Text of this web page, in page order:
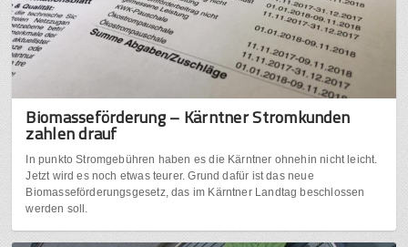
Biomasseförderung – Kärntner Stromkunden
zahlen drauf
In punkto Stromgebühren haben es die Kärntner ohnehin nicht leicht.
Jetzt wird es noch etwas teurer. Grund dafür ist das neue
Biomasseförderungsgesetz, das im Kärntner Landtag beschlossen
werden soll.